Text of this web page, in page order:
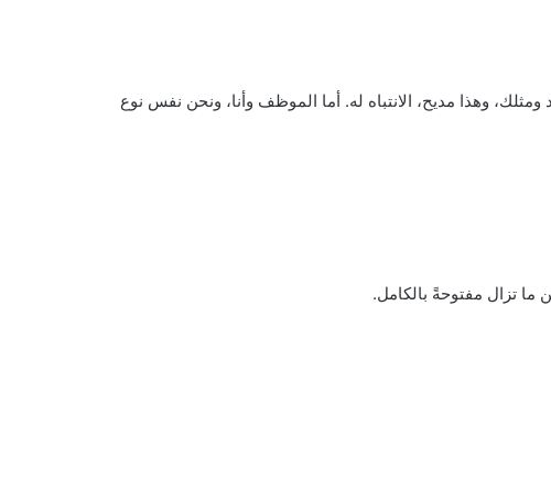
وهذا مديح، الانتباه له. أما الموظف وأنا، ونحن نفس نوع
ما تزال مفتوحةً بالكامل.